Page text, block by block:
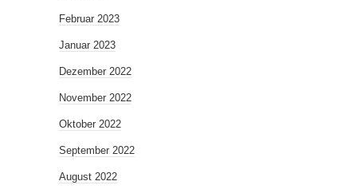
Februar 2023
Januar 2023
Dezember 2022
November 2022
Oktober 2022
September 2022
August 2022